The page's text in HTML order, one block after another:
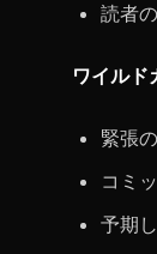
読者
ワイルド
緊張
コミ
予期